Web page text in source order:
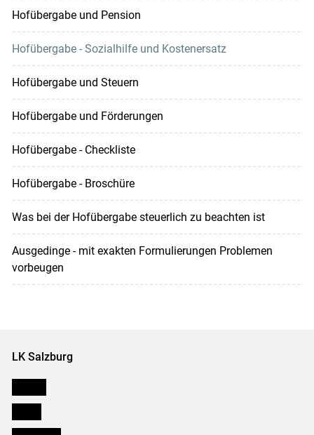
Hofübergabe und Pension
Hofübergabe - Sozialhilfe und Kostenersatz
Hofübergabe und Steuern
Hofübergabe und Förderungen
Hofübergabe - Checkliste
Hofübergabe - Broschüre
Was bei der Hofübergabe steuerlich zu beachten ist
Ausgedinge - mit exakten Formulierungen Problemen
vorbeugen
LK Salzburg